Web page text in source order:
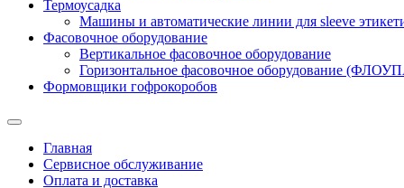
Термоусадка
Машины и автоматические линии для sleeve
Фасовочное оборудование
Вертикальное фасовочное оборудование
Горизонтальное фасовочное оборудование
Формовщики гофрокоробов
Главная
Сервисное обслуживание
Оплата и доставка